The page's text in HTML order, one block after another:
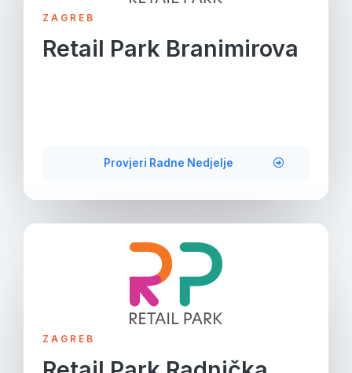
ZAGREB
Retail Park Branimirova
Provjeri Radne Nedjelje
ZAGREB